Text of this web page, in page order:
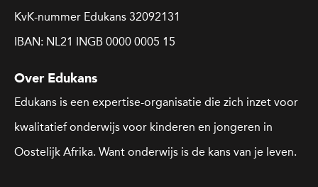
KvK-nummer Edukans 32092131
IBAN: NL21 INGB 0000 0005 15
Over Edukans
Edukans is een expertise-organisatie die zich inzet voor
kwalitatief onderwijs voor kinderen en jongeren in
Oostelijk Afrika. Want onderwijs is de kans van je leven.